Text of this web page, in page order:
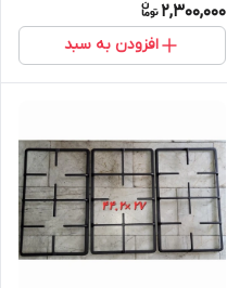
2,300,000
افزودن به سبد